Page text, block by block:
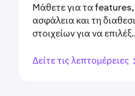
Μάθετε για τα features,
ασφάλεια και τη
στοιχείων για να
Δείτε τις λεπτομέρειες